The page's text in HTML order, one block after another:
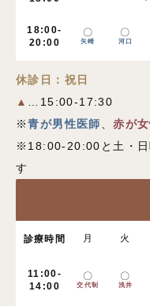
18:00-
20:00
〇
矢崎
〇
河口
休診日：祝日
▲ …15:00-17:30
※青が男性医師、赤が
※18:00-20:00と土・日
す
診療時間 月 火
11:00-
14:00
〇
交代制
〇
浅井